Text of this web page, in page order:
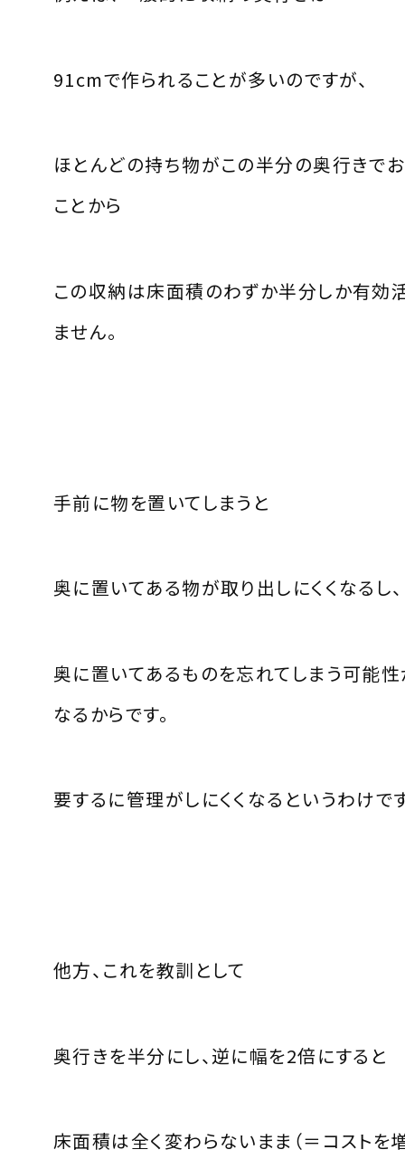
91cmで作られることが多いのですが、
ほとんどの持ち物がこの半分の奥行きで
ことから
この収納は床面積のわずか半分しか有効
ません。
手前に物を置いてしまうと
奥に置いてある物が取り出しにくくなるし、
奥に置いてあるものを忘れてしまう可能性
なるからです。
要するに管理がしにくくなるというわけで
他方、これを教訓として
奥行きを半分にし、逆に幅を2倍にすると
床面積は全く変わらないまま（＝コストを